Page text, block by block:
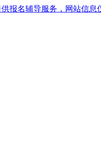
报名辅导服务，网站信